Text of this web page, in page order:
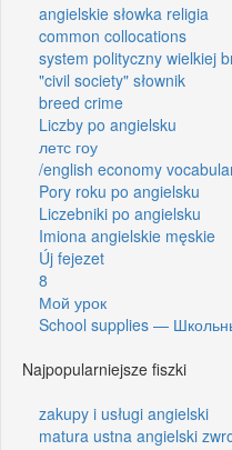
angielskie słowka religia
common collocations
system polityczny wielkiej
"civil society" słownik
breed crime
Liczby po angielsku
летс гоу
/english economy
Pory roku po angielsku
Liczebniki po angielsku
Imiona angielskie męskie
Új fejezet
8
Мой урок
School supplies —
Najpopularniejsze fiszki
zakupy i usługi angielski
matura ustna angielski